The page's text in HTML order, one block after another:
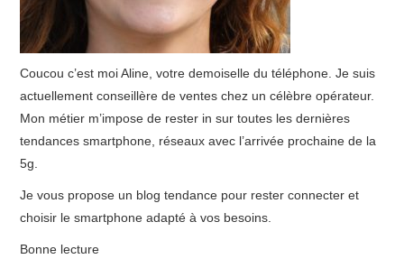
Coucou c’est moi Aline, votre demoiselle du téléphone. Je suis
actuellement conseillère de ventes chez un célèbre opérateur.
Mon métier m’impose de rester in sur toutes les dernières
tendances smartphone, réseaux avec l’arrivée prochaine de la
5g.
Je vous propose un blog tendance pour rester connecter et
choisir le smartphone adapté à vos besoins.
Bonne lecture